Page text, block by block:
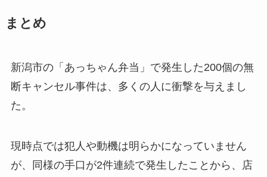
まとめ
新潟市の「あっちゃん弁当」で発生した200個の無
断キャンセル事件は、多くの人に衝撃を与えまし
た。
現時点では犯人や動機は明らかになっていません
が、同様の手口が2件連続で発生したことから、店